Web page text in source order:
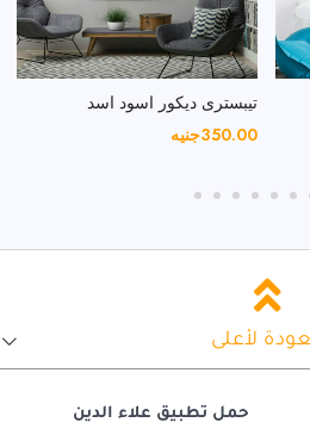
تيبسترى ديكور اسود اسد
350.00جنيه
لأعلى
حمل تطبيق علاء الدين